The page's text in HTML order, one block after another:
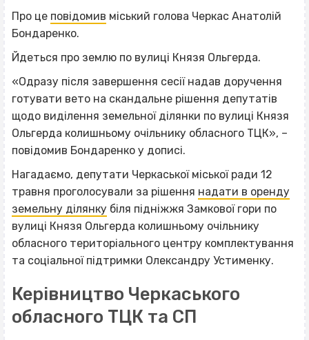
Про це повідомив міський голова Черкас Анатолій
Бондаренко.
Йдеться про землю по вулиці Князя Ольгерда.
«Одразу після завершення сесії надав доручення
готувати вето на скандальне рішення депутатів
щодо виділення земельної ділянки по вулиці Князя
Ольгерда колишньому очільнику обласного ТЦК», –
повідомив Бондаренко у дописі.
Нагадаємо, депутати Черкаської міської ради 12
травня проголосували за рішення надати в оренду
земельну ділянку біля підніжжя Замкової гори по
вулиці Князя Ольгерда колишньому очільнику
обласного територіального центру комплектування
та соціальної підтримки Олександру Устименку.
Керівництво Черкаського
обласного ТЦК та СП